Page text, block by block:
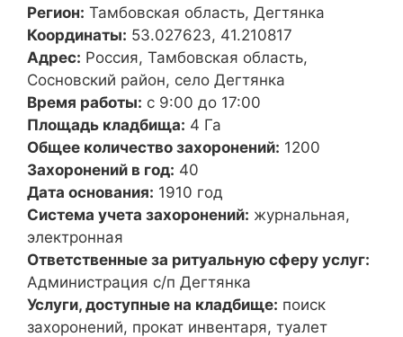
Регион: Тамбовская область, Дегтянка
Координаты: 53.027623, 41.210817
Адрес: Россия, Тамбовская область,
Сосновский район, село Дегтянка
Время работы: с 9:00 до 17:00
Площадь кладбища: 4 Га
Общее количество захоронений: 1200
Захоронений в год: 40
Дата основания: 1910 год
Система учета захоронений: журнальная,
электронная
Ответственные за ритуальную сферу услуг:
Администрация с/п Дегтянка
Услуги, доступные на кладбище: поиск
захоронений, прокат инвентаря, туалет